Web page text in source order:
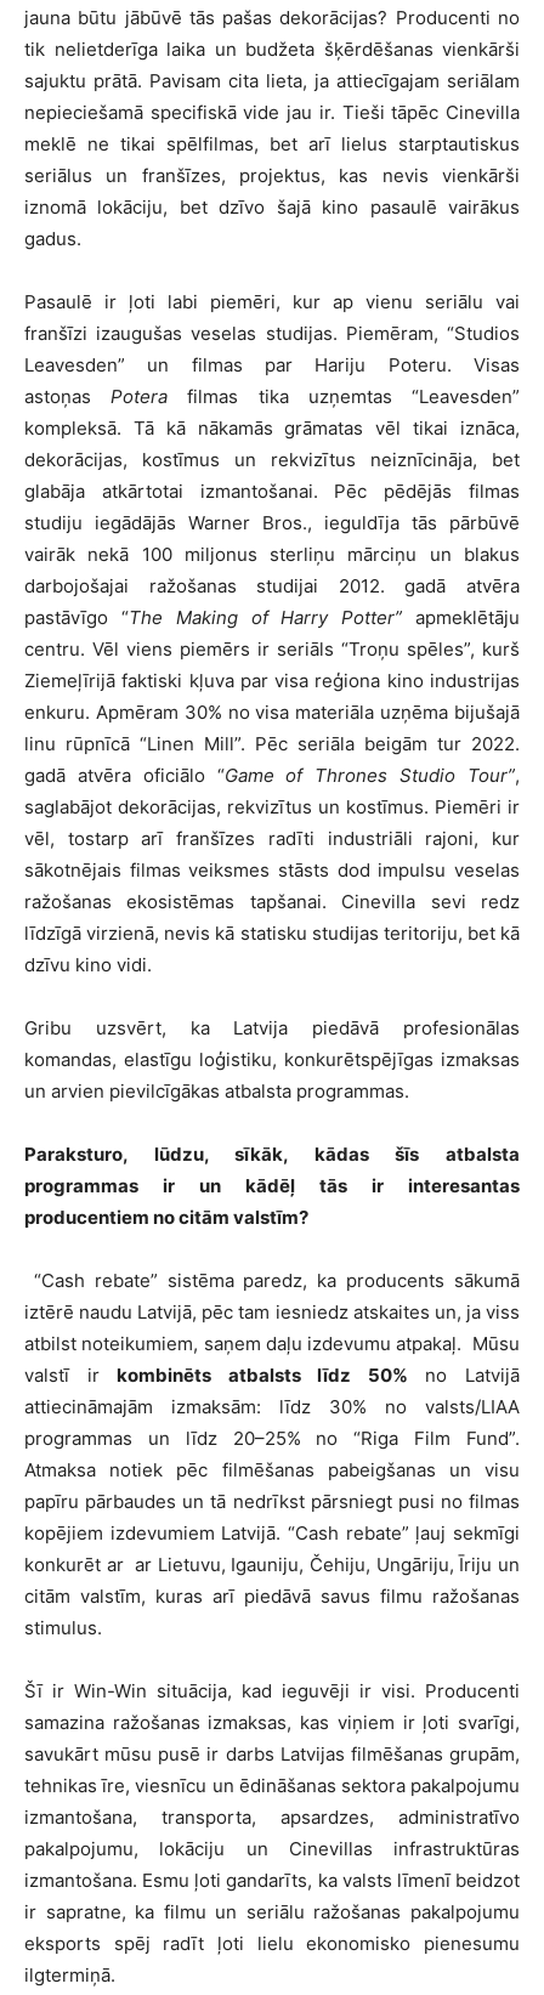
jauna būtu jābūvē tās pašas dekorācijas? Producenti no
tik nelietderīga laika un budžeta šķērdēšanas vienkārši
sajuktu prātā. Pavisam cita lieta, ja attiecīgajam seriālam
nepieciešamā specifiskā vide jau ir. Tieši tāpēc Cinevilla
meklē ne tikai spēlfilmas, bet arī lielus starptautiskus
seriālus un franšīzes, projektus, kas nevis vienkārši
iznomā lokāciju, bet dzīvo šajā kino pasaulē vairākus
gadus.
Pasaulē ir ļoti labi piemēri, kur ap vienu seriālu vai
franšīzi izaugušas veselas studijas. Piemēram, “Studios
Leavesden” un filmas par Hariju Poteru. Visas
astoņasPotera filmas tika uzņemtas “Leavesden”
kompleksā. Tā kā nākamās grāmatas vēl tikai iznāca,
dekorācijas, kostīmus un rekvizītus neiznīcināja, bet
glabāja atkārtotai izmantošanai. Pēc pēdējās filmas
studiju iegādājās Warner Bros., ieguldīja tās pārbūvē
vairāk nekā 100 miljonus sterliņu mārciņu un blakus
darbojošajai ražošanas studijai 2012. gadā atvēra
pastāvīgo “The Making of Harry Potter” apmeklētāju
centru. Vēl viens piemērs ir seriāls “Troņu spēles”, kurš
Ziemeļīrijā faktiski kļuva par visa reģiona kino industrijas
enkuru. Apmēram 30% no visa materiāla uzņēma bijušajā
linu rūpnīcā “Linen Mill”. Pēc seriāla beigām tur 2022.
gadā atvēra oficiālo “Game of Thrones Studio Tour”,
saglabājot dekorācijas, rekvizītus un kostīmus. Piemēri ir
vēl, tostarp arī franšīzes radīti industriāli rajoni, kur
sākotnējais filmas veiksmes stāsts dod impulsu veselas
ražošanas ekosistēmas tapšanai. Cinevilla sevi redz
līdzīgā virzienā, nevis kā statisku studijas teritoriju, bet kā
dzīvu kino vidi.
Gribu uzsvērt, ka Latvija piedāvā profesionālas
komandas, elastīgu loģistiku, konkurētspējīgas izmaksas
un arvien pievilcīgākas atbalsta programmas.
Paraksturo, lūdzu, sīkāk, kādas šīs atbalsta
programmas ir un kādēļ tās ir interesantas
producentiem no citām valstīm?
“Cash rebate” sistēma paredz, ka producents sākumā
iztērē naudu Latvijā, pēc tam iesniedz atskaites un, ja viss
atbilst noteikumiem, saņem daļu izdevumu atpakaļ. Mūsu
valstī irkombinēts atbalstslīdz 50% no Latvijā
attiecināmajām izmaksām: līdz 30% no valsts/LIAA
programmas un līdz 20–25% no “Riga Film Fund”.
Atmaksa notiek pēc filmēšanas pabeigšanas un visu
papīru pārbaudes un tā nedrīkst pārsniegt pusi no filmas
kopējiem izdevumiem Latvijā. “Cash rebate” ļauj sekmīgi
konkurēt ar ar Lietuvu, Igauniju, Čehiju, Ungāriju, Īriju un
citām valstīm, kuras arī piedāvā savus filmu ražošanas
stimulus.
Šī ir Win-Win situācija, kad ieguvēji ir visi. Producenti
samazina ražošanas izmaksas, kas viņiem ir ļoti svarīgi,
savukārt mūsu pusē ir darbs Latvijas filmēšanas grupām,
tehnikas īre, viesnīcu un ēdināšanas sektora pakalpojumu
izmantošana, transporta, apsardzes, administratīvo
pakalpojumu, lokāciju un Cinevillas infrastruktūras
izmantošana. Esmu ļoti gandarīts, ka valsts līmenī beidzot
ir sapratne, ka filmu un seriālu ražošanas pakalpojumu
eksports spēj radīt ļoti lielu ekonomisko pienesumu
ilgtermiņā.